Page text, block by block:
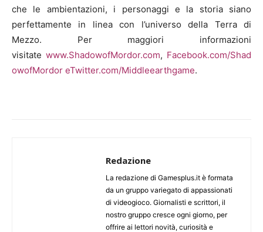
che le ambientazioni, i personaggi e la storia siano
perfettamente in linea con l’universo della Terra di
Mezzo. Per maggiori informazioni
visitate www.ShadowofMordor.com, Facebook.com/Shad
owofMordor eTwitter.com/Middleearthgame.
Redazione
La redazione di Gamesplus.it è formata
da un gruppo variegato di appassionati
di videogioco. Giornalisti e scrittori, il
nostro gruppo cresce ogni giorno, per
offrire ai lettori novità, curiosità e